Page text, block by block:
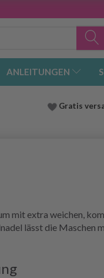
ANLEITUNGEN
Gratis
mit extra weichen,
lässt die Maschen